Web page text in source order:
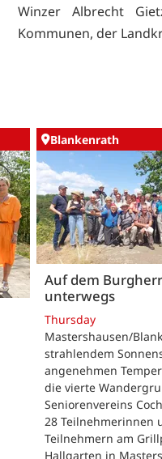
Winzer Albrecht
Kommunen, der
Blankenrath
Auf dem
unterwegs
Thursday
Mastershausen/
strahlendem
angenehmen
die vierte
Seniorenvereins
28 Teilnehmerinnen
Teilnehmern am
Hallgarten in